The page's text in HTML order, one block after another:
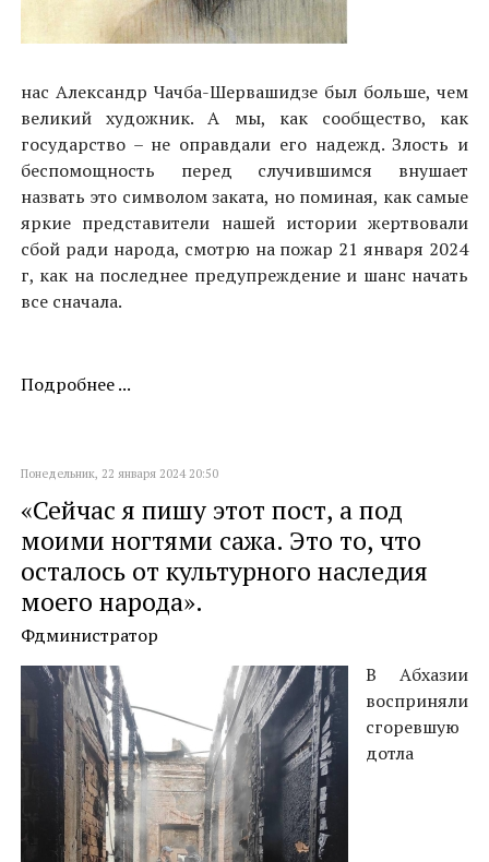
нас Александр Чачба-Шервашидзе был больше, чем
великий художник. А мы, как сообщество, как
государство – не оправдали его надежд. Злость и
беспомощность перед случившимся внушает
назвать это символом заката, но поминая, как самые
яркие представители нашей истории жертвовали
сбой ради народа, смотрю на пожар 21 января 2024
г, как на последнее предупреждение и шанс начать
все сначала.
Подробнее ...
Понедельник, 22 января 2024 20:50
«Сейчас я пишу этот пост, а под
моими ногтями сажа. Это то, что
осталось от культурного наследия
моего народа».
Фдминистратор
В Абхазии
восприняли
сгоревшую
дотла